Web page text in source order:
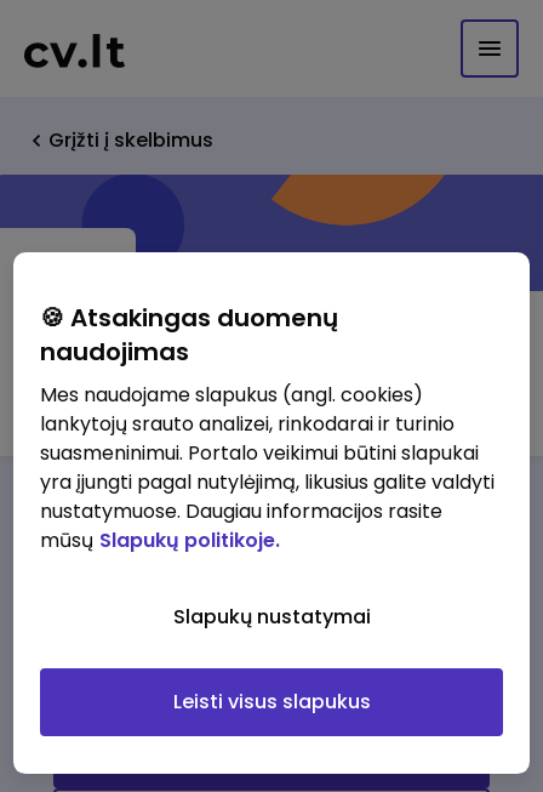
Grįžti į skelbimus
Rūta Baltušytė
Darbo pasiūlymaiApie musPrivalumai
darbo pasiūlymų
🍪 Atsakingas duomenų
naudojimas
Mes naudojame slapukus (angl. cookies)
lankytojų srauto analizei, rinkodarai ir turinio
suasmeninimui. Portalo veikimui būtini slapukai
yra įjungti pagal nutylėjimą, likusius galite valdyti
nustatymuose. Daugiau informacijos rasite
mūsų Slapukų politikoje.
Slapukų nustatymai
Leisti visus slapukus